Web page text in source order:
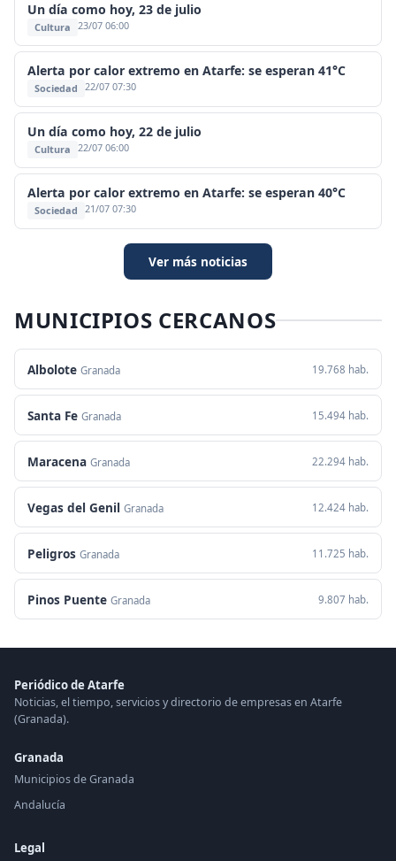
Un día como hoy, 23 de julio
Cultura 23/07 06:00
Alerta por calor extremo en Atarfe: se esperan 41°C
Sociedad 22/07 07:30
Un día como hoy, 22 de julio
Cultura 22/07 06:00
Alerta por calor extremo en Atarfe: se esperan 40°C
Sociedad 21/07 07:30
Ver más noticias
MUNICIPIOS CERCANOS
Albolote Granada 19.768 hab.
Santa Fe Granada 15.494 hab.
Maracena Granada 22.294 hab.
Vegas del Genil Granada 12.424 hab.
Peligros Granada 11.725 hab.
Pinos Puente Granada 9.807 hab.
Periódico de Atarfe
Noticias, el tiempo, servicios y directorio de empresas en Atarfe
(Granada).
Granada
Municipios de Granada
Andalucía
Legal